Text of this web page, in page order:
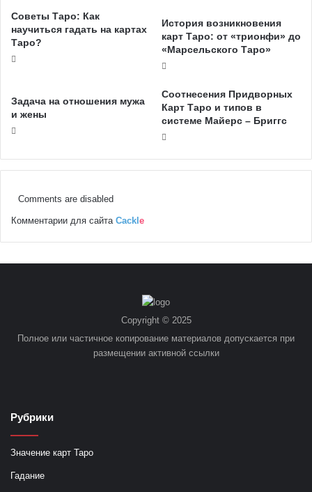
Советы Таро: Как
научиться гадать на картах
Таро?
История возникновения
карт Таро: от «трионфи» до
«Марсельского Таро»
Задача на отношения мужа
и жены
Соотнесения Придворных
Карт Таро и типов в
системе Майерс – Бриггс
Comments are disabled
Комментарии для сайта Cackle
Copyright © 2025
Полное или частичное копирование материалов допускается при
размещении активной ссылки
Рубрики
Значение карт Таро
Гадание